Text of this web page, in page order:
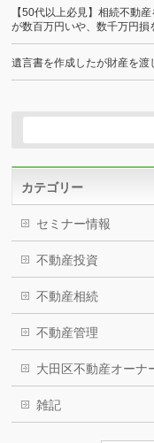
【50代以上必見】相続不動
が数百万円いや、数千万円損
遺言書を作成したが財産を渡
カテゴリー
セミナー情報
不動産投資
不動産相続
不動産管理
大田区不動産オーナ
雑記